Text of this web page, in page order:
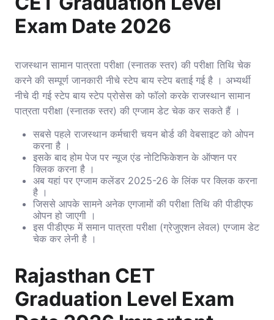
Exam Date 2026
राजस्थान सामान पात्रता परीक्षा (स्नातक स्तर) की परीक्षा तिथि चेक
करने की सम्पूर्ण जानकारी नीचे स्टेप बाय स्टेप बताई गई है । अभ्यर्थी
नीचे दी गई स्टेप बाय स्टेप प्रोसेस को फॉलो करके राजस्थान सामान
पात्रता परीक्षा (स्नातक स्तर) की एग्जाम डेट चेक कर सकते हैं ।
सबसे पहले राजस्थान कर्मचारी चयन बोर्ड की वेबसाइट को ओपन
करना है ।
इसके बाद होम पेज पर न्यूज एंड नोटिफिकेशन के ऑप्शन पर
क्लिक करना है ।
अब यहां पर एग्जाम कलेंडर 2025-26 के लिंक पर क्लिक करना
है ।
जिससे आपके सामने अनेक एगजामों की परीक्षा तिथि की पीडीएफ
ओपन हो जाएगी ।
इस पीडीएफ में समान पात्रता परीक्षा (ग्रेजुएशन लेवल) एग्जाम डेट
चेक कर लेनी है ।
Rajasthan CET
Graduation Level Exam